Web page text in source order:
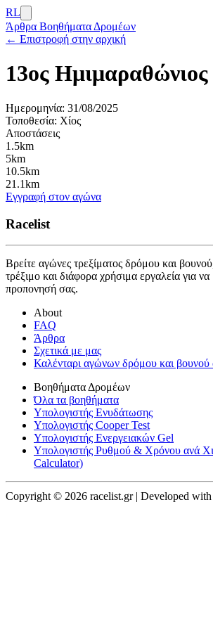
RL
Άρθρα Βοηθήματα Δρομέων
← Επιστροφή στην αρχική
13ος
Ημερομηνία: 31/08/2025
Τοποθεσία: Χίος
Αποστάσεις
1.5km
5km
10.5km
21.1km
Εγγραφή στον αγώνα
Racelist
Βρείτε αγώνες τρεξίματος δρόμου και
τρέξιμο και διάφορα χρήσιμα εργαλεία για
προπονησή σας.
About
FAQ
Άρθρα
Σχετικά με μας
Καλένταρι αγώνων δρόμου και βουνού
Βοηθήματα Δρομέων
Όλα τα βοηθήματα
Υπολογιστής Ενυδάτωσης
Υπολογιστής Cooper Test
Υπολογιστής Ενεργειακών Gel
Υπολογιστής Ρυθμού & Χρόνου ανά
Calculator)
Copyright © 2026 racelist.gr | Developed